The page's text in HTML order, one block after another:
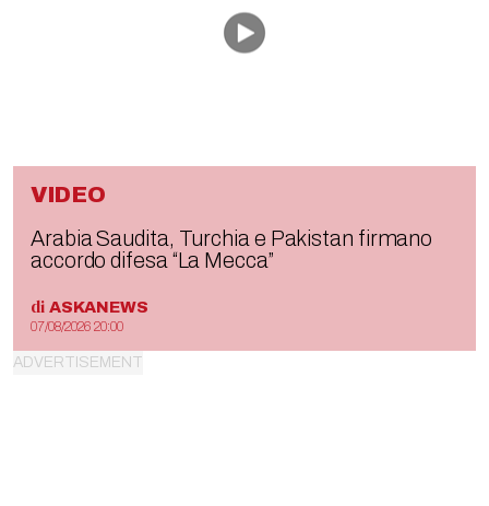
VIDEO
Arabia Saudita, Turchia e Pakistan firmano
accordo difesa “La Mecca”
di ASKANEWS
07/08/2026 20:00